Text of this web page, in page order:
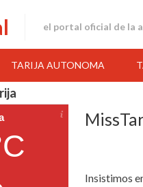
el portal oficial de la
TARIJA AUTONOMA
Insistimos